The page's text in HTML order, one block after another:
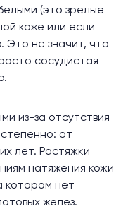
(это зрелые
коже или если
Это не значит, что
сосудистая
из-за отсутствия
от
лет. Растяжки
натяжения кожи
котором нет
желез.